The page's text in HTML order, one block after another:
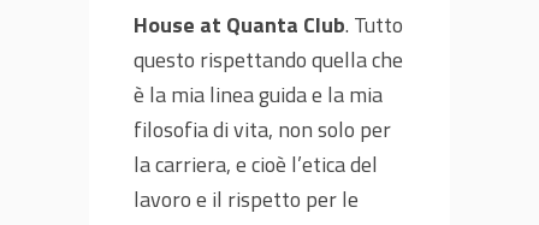
House at Quanta Club. Tutto
questo rispettando quella che
è la mia linea guida e la mia
filosofia di vita, non solo per
la carriera, e cioè l’etica del
lavoro e il rispetto per le